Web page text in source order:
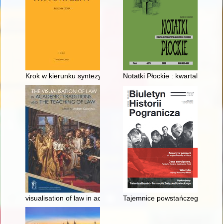
Krok w kierunku syntezy dziejów i kultury średniowiecznej
Notatki Płockie : kwartalnik
visualisation of law in academic traditions and the teaching of
Tajemnice powstańczego